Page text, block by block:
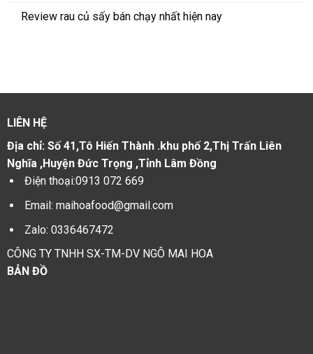
Review rau củ sấy bán chạy nhất hiện nay
LIÊN HỆ
Địa chỉ: Số 41,Tô Hiến Thành .khu phố 2,Thị Trấn Liên
Nghĩa ,Huyện Đức Trọng ,Tỉnh Lâm Đồng
Điện thoại:0913 072 669
Email: maihoafood@gmail.com
Zalo: 0336467472
CÔNG TY TNHH SX-TM-DV NGÔ MAI HOA
BẢN ĐỒ